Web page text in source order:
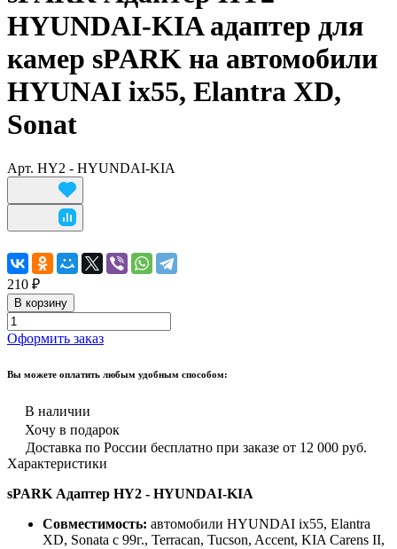
HYUNDAI-KIA адаптер для
камер sPARK на автомобили
HYUNAI ix55, Elantra XD,
Sonat
Арт. HY2 - HYUNDAI-KIA
210 ₽
В корзину
Оформить заказ
Вы можете оплатить любым удобным способом:
В наличии
Хочу в подарок
Доставка по России бесплатно при заказе от 12 000 руб.
Характеристики
sPARK Адаптер HY2 - HYUNDAI-KIA
Совместимость: автомобили HYUNDAI ix55, Elantra
XD, Sonata с 99г., Terracan, Tucson, Accent, KIA Carens II,